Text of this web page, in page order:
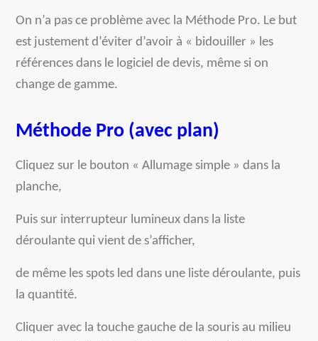
On n’a pas ce problème avec la Méthode Pro. Le but
est justement d’éviter d’avoir à « bidouiller » les
références dans le logiciel de devis, même si on
change de gamme.
Méthode Pro (avec plan)
Cliquez sur le bouton « Allumage simple » dans la
planche,
Puis sur interrupteur lumineux dans la liste
déroulante qui vient de s’afficher,
de même les spots led dans une liste déroulante, puis
la quantité.
Cliquer avec la touche gauche de la souris au milieu